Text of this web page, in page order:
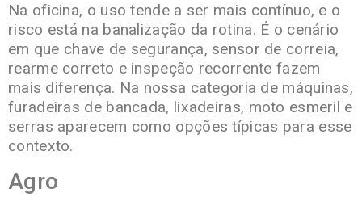
Na oficina, o uso tende a ser mais contínuo, e o
risco está na banalização da rotina. É o cenário
em que chave de segurança, sensor de correia,
rearme correto e inspeção recorrente fazem
mais diferença. Na nossa categoria de máquinas,
furadeiras de bancada, lixadeiras, moto esmeril e
serras aparecem como opções típicas para esse
contexto.
Agro